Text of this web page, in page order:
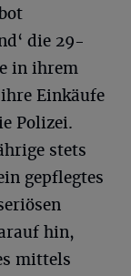
die 29-
in ihrem
Einkäufe
Polizei.
stets
gepflegtes
hin,
mittels